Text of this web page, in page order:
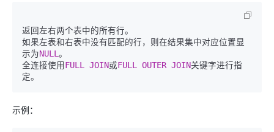
返回左右两个表中的所有行。
如果左表和右表中没有匹配的行，则在结果集中对应位置显
示为NULL 。
全连接使用 FULL JOIN或FULL OUTER JOIN关键字进行指
示例：